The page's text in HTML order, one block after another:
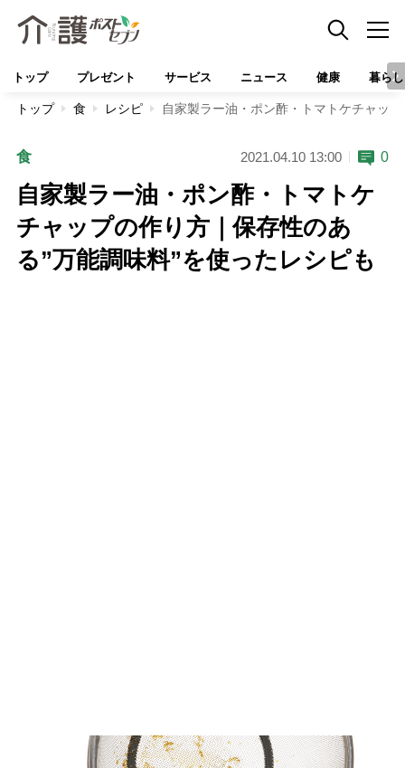
トップ プレゼント サービス ニュース 健康 暮らし
トップ 食 レシピ 自家製ラー油・ポン酢・トマトケチャッ
食 2021.04.10 13:00 0
自家製ラー油・ポン酢・トマトケ
チャップの作り方｜保存性のあ
る”万能調味料”を使ったレシピも